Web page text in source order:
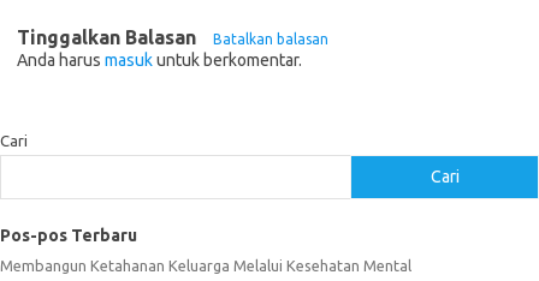
Tinggalkan Balasan Batalkan balasan
Anda harus masukuntuk berkomentar.
Cari
Cari
Pos-pos Terbaru
Membangun Ketahanan Keluarga Melalui Kesehatan Mental